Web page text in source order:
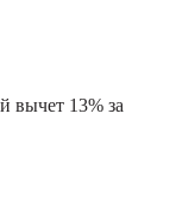
вычет 13% за